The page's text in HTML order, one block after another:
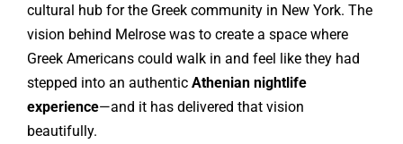
cultural hub for the Greek community in New York. The
vision behind Melrose was to create a space where
Greek Americans could walk in and feel like they had
stepped into an authentic Athenian nightlife
experience—and it has delivered that vision
beautifully.